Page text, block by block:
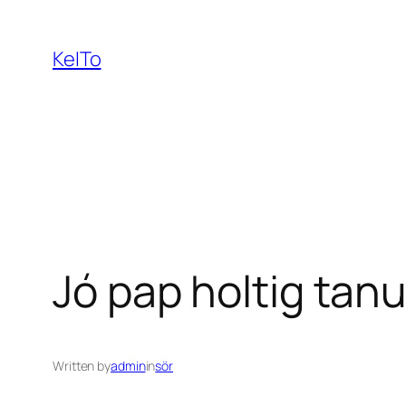
tartalomhoz
KeITo
Jó pap holtig
Written byadmininsör